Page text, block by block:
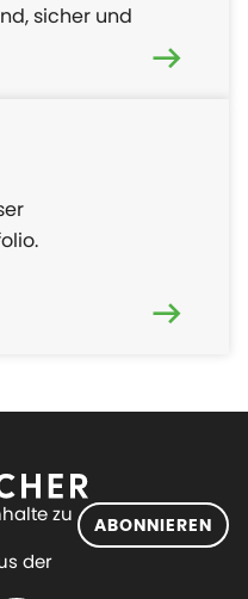
sicher und
zu
der
ABONNIEREN